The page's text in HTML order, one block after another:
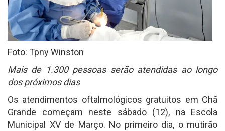
Foto: Tpny Winston
Mais de 1.300 pessoas serão atendidas ao longo
dos próximos dias
Os atendimentos oftalmológicos gratuitos em Chã
Grande começam neste sábado (12), na Escola
Municipal XV de Março. No primeiro dia, o mutirão